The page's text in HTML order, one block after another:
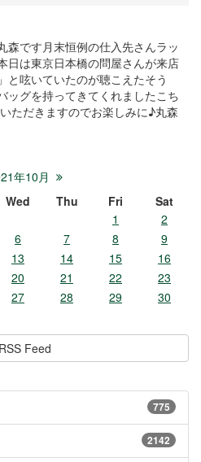
森です月末恒例の仕入先さんラッ
日は東京日本橋の問屋さんが来店
と呟いていたのが聴こえたそう
ッグを持ってきてくれましたこち
ただきますのでお楽しみに♪丸森
年10月
Wed Thu Fri
Sat
1
2
6 7 8
9
13 14 15
16
20 21 22
23
27 28 29
30
RSS Feed
775
2142